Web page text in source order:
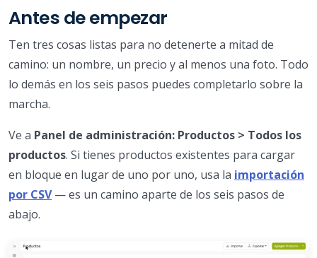
Antes de empezar
Ten tres cosas listas para no detenerte a mitad de
camino: un nombre, un precio y al menos una foto. Todo
lo demás en los seis pasos puedes completarlo sobre la
marcha.
Ve a Panel de administración: Productos > Todos los
productos. Si tienes productos existentes para cargar
en bloque en lugar de uno por uno, usa la importación
por CSV— es un camino aparte de los seis pasos de
abajo.